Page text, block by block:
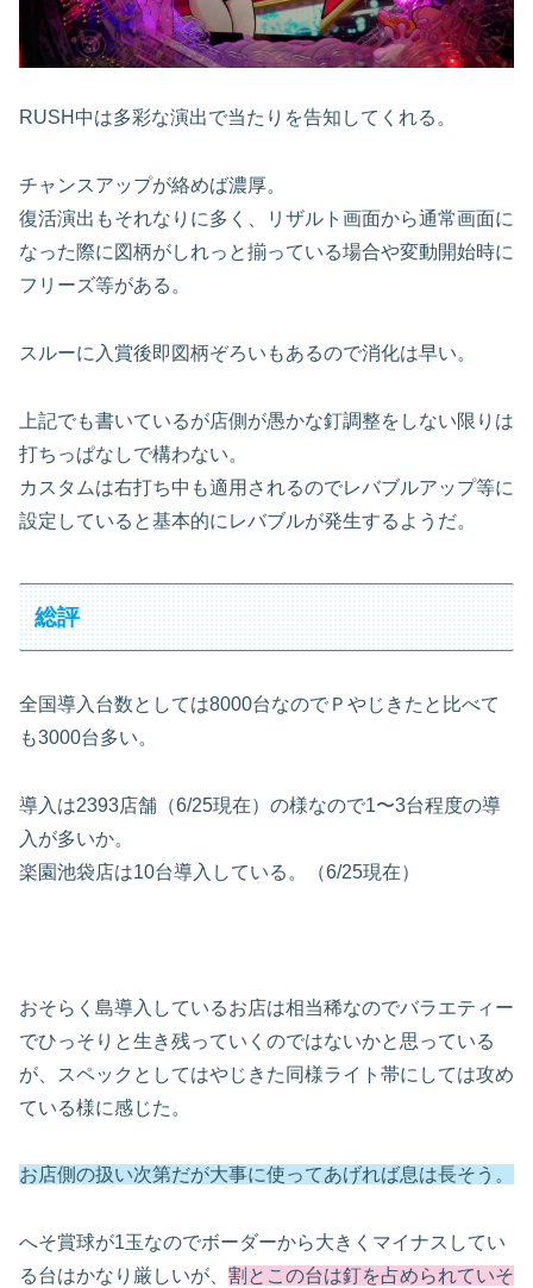
RUSH 中は多彩な演出で当たりを告知してくれる。
チャンスアップが絡めば濃厚。
復活演出もそれなりに多く、リザルト画面から通常画面に
なった際に図柄がしれっと揃っている場合や変動開始時に
フリーズ等がある。
スルーに入賞後即図柄ぞろいもあるので消化は早い。
上記でも書いているが店側が愚かな釘調整をしない限りは
打ちっぱなしで構わない。
カスタムは右打ち中も適用されるのでレバブルアップ等に
設定していると基本的にレバブルが発生するようだ。
総評
全国導入台数としては8000台なのでＰやじきたと比べて
も3000台多い。
導入は2393店舗（6/25現在）の様なので1〜3台程度の導
入が多いか。
楽園池袋店は10台導入している。（6/25現在）
おそらく島導入しているお店は相当稀なのでバラエティー
でひっそりと生き残っていくのではないかと思っている
が、スペックとしてはやじきた同様ライト帯にしては攻め
ている様に感じた。
お店側の扱い次第だが大事に使ってあげれば息は長そう。
へそ賞球が1玉なのでボーダーから大きくマイナスしてい
る台はかなり厳しいが、 割とこの台は釘を占められていそ